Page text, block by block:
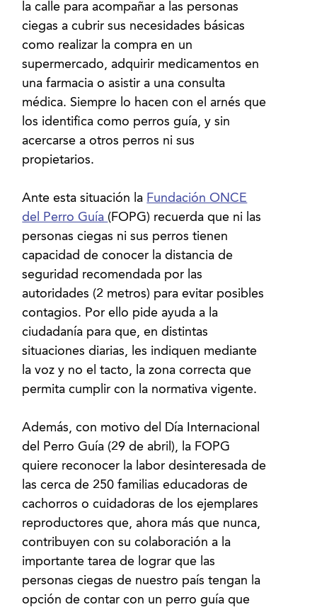
la calle para acompañar a las personas
ciegas a cubrir sus necesidades básicas
como realizar la compra en un
supermercado, adquirir medicamentos en
una farmacia o asistir a una consulta
médica. Siempre lo hacen con el arnés que
los identifica como perros guía, y sin
acercarse a otros perros ni sus
propietarios.
Ante esta situación la Fundación ONCE
del Perro Guía (FOPG) recuerda que ni las
personas ciegas ni sus perros tienen
capacidad de conocer la distancia de
seguridad recomendada por las
autoridades (2 metros) para evitar posibles
contagios. Por ello pide ayuda a la
ciudadanía para que, en distintas
situaciones diarias, les indiquen mediante
la voz y no el tacto, la zona correcta que
permita cumplir con la normativa vigente.
Además, con motivo del Día Internacional
del Perro Guía (29 de abril), la FOPG
quiere reconocer la labor desinteresada de
las cerca de 250 familias educadoras de
cachorros o cuidadoras de los ejemplares
reproductores que, ahora más que nunca,
contribuyen con su colaboración a la
importante tarea de lograr que las
personas ciegas de nuestro país tengan la
opción de contar con un perro guía que